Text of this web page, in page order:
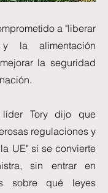
a "liberar
la alimentación
la seguridad
Tory dijo que
regulaciones y
UE" si se convierte
sin entrar en
sobre qué leyes